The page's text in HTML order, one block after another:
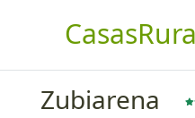
Zubiarena